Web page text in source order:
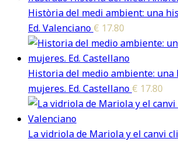
Història del medi ambient: una
Ed. Valenciano € 17.80
Historia del medio ambiente: una
mujeres. Ed. Castellano € 17.80
La vidriola de Mariola y el canvi